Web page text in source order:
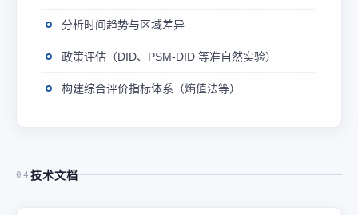
分析时间趋势与区域差异
政策评估（DID、PSM-DID 等准自然实验）
构建综合评价指标体系（熵值法等）
04 技术文档